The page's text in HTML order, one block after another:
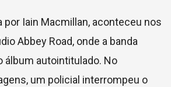
por Iain Macmillan, aconteceu nos
Abbey Road, onde a banda
álbum autointitulado. No
um policial interrompeu o